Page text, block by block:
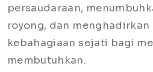
persaudaraan,
royong, dan menghadirkan
kebahagiaan sejati bagi
membutuhkan.